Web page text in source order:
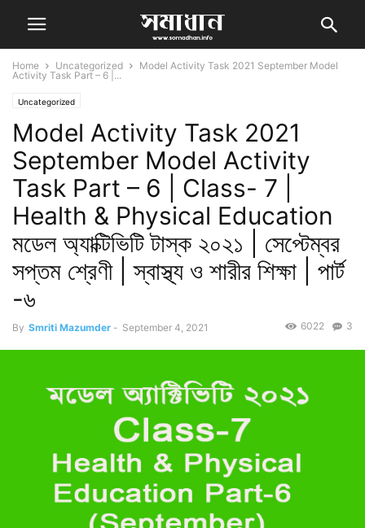
Home Uncategorized
Model Activity Task 2021 September Model
Activity Task Part – 6 |...
Uncategorized
Model Activity Task 2021
September Model Activity
Task Part – 6 | Class- 7 |
Health & Physical Education
মডেল অ্যাক্টিভিটি টাস্ক ২০২১ | সেপ্টেম্বর
সপ্তম শ্রেণী | স্বাস্থ্য ও শারীর শিক্ষা | পার্ট
-৬
By Smriti Mazumder - September 4, 2021 3
6022